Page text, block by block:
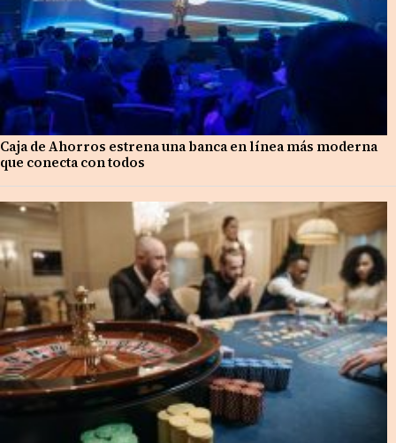
Caja de Ahorros estrena una banca en línea más moderna
que conecta con todos